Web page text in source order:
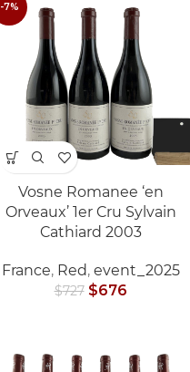
-7%
Vosne Romanee ‘en
Orveaux’ 1er Cru Sylvain
Cathiard 2003
France, Red, event_2025
$727 $676